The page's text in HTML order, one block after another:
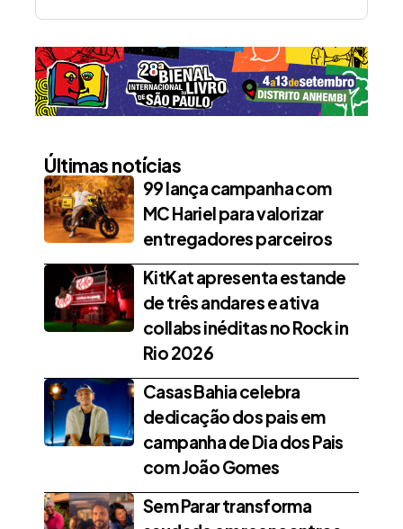
Últimas notícias
99 lança campanha com
MC Hariel para valorizar
entregadores parceiros
KitKat apresenta estande
de três andares e ativa
collabs inéditas no Rock in
Rio 2026
Casas Bahia celebra
dedicação dos pais em
campanha de Dia dos Pais
com João Gomes
Sem Parar transforma